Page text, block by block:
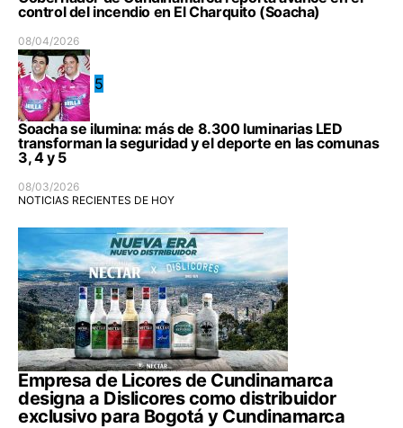
control del incendio en El Charquito (Soacha)
08/04/2026
5
Soacha se ilumina: más de 8.300 luminarias LED
transforman la seguridad y el deporte en las comunas
3, 4 y 5
08/03/2026
NOTICIAS RECIENTES DE HOY
Empresa de Licores de Cundinamarca
designa a Dislicores como distribuidor
exclusivo para Bogotá y Cundinamarca